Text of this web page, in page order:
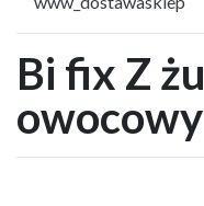
Bi fix Z
owocowy